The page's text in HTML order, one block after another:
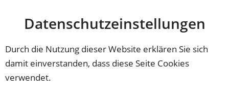
Datenschutz­einstellungen
Durch die Nutzung dieser Website erklären Sie sich
damit einverstanden, dass diese Seite Cookies
verwendet.
INHALT ANSPRINGEN
Coburg
AMTLICHE BEKANNTMACHUNG